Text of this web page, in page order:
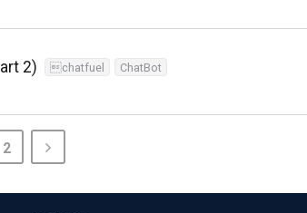
2) chatfuel ChatBot
2